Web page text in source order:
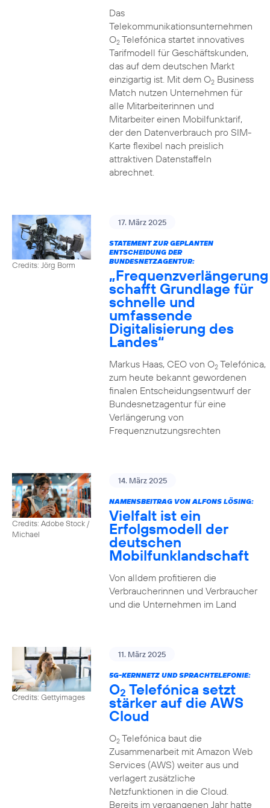
Das
Telekommunikationsunternehmen
O2Telefónica startet innovatives
Tarifmodell für Geschäftskunden,
das auf dem deutschen Markt
einzigartig ist. Mit dem O2Business
Match nutzen Unternehmen für
alle Mitarbeiterinnen und
Mitarbeiter einen Mobilfunktarif,
der den Datenverbrauch pro SIM-
Karte flexibel nach preislich
attraktiven Datenstaffeln
abrechnet.
Credits: Jörg Borm
17. März 2025
STATEMENT ZUR GEPLANTEN
ENTSCHEIDUNG DER
BUNDESNETZAGENTUR:
„Frequenzverlängerung
schafft Grundlage für
schnelle und
umfassende
Digitalisierung des
Landes“
Markus Haas, CEO von O2Telefónica,
zum heute bekannt gewordenen
finalen Entscheidungsentwurf der
Bundesnetzagentur für eine
Verlängerung von
Frequenznutzungsrechten
Credits: Adobe Stock /
Michael
14. März 2025
NAMENSBEITRAG VON ALFONS LÖSING:
Vielfalt ist ein
Erfolgsmodell der
deutschen
Mobilfunklandschaft
Von alldem profitieren die
Verbraucherinnen und Verbraucher
und die Unternehmen im Land
Credits: Gettyimages
11. März 2025
5G-KERNNETZ UND SPRACHTELEFONIE:
O2 Telefónica setzt
stärker auf die AWS
Cloud
O2Telefónica baut die
Zusammenarbeit mit Amazon Web
Services (AWS) weiter aus und
verlagert zusätzliche
Netzfunktionen in die Cloud.
Bereits im vergangenen Jahr hatte